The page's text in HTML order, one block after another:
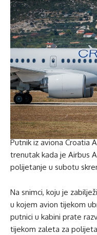
Putnik iz aviona Croatia
trenutak kada je Airbus
polijetanje u subotu
Na snimci, koju je
u kojem avion tijekom
putnici u kabini prate
tijekom zaleta za